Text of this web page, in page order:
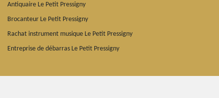
Antiquaire Le Petit Pressigny
Brocanteur Le Petit Pressigny
Rachat instrument musique Le Petit Pressigny
Entreprise de débarras Le Petit Pressigny